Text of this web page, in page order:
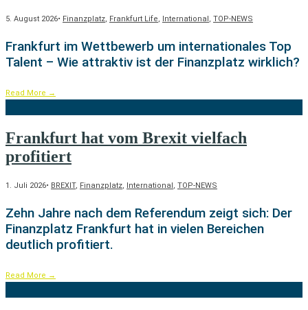
5. August 2026• Finanzplatz, Frankfurt Life, International, TOP-NEWS
Frankfurt im Wettbewerb um internationales Top
Talent – Wie attraktiv ist der Finanzplatz wirklich?
Read More →
Frankfurt hat vom Brexit vielfach
profitiert
1. Juli 2026• BREXIT, Finanzplatz, International, TOP-NEWS
Zehn Jahre nach dem Referendum zeigt sich: Der
Finanzplatz Frankfurt hat in vielen Bereichen
deutlich profitiert.
Read More →